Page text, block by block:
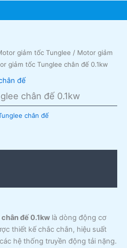
giảm tốc Tunglee / Motor giảm
giảm tốc Tunglee chân đế 0.1kw
đế
chân đế 0.1kw
chân đế
đế 0.1kw là dòng động cơ
thiết kế chắc chắn, hiệu suất
hệ thống truyền động tải nặng.